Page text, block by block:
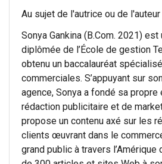
Au sujet de l'autrice ou de
Sonya Gankina (B.Com. 2021)
diplômée de l’École de gestion
obtenu un baccalauréat
commerciales. S’appuyant sur
agence, Sonya a fondé sa
rédaction publicitaire et de
propose un contenu axé sur les
clients œuvrant dans le
grand public à travers l’Amérique